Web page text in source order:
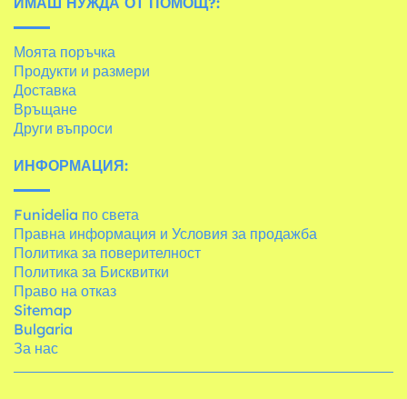
Моята поръчка
Продукти и размери
Доставка
Връщане
Други въпроси
ИНФОРМАЦИЯ:
Funidelia по света
Правна информация и Условия за продажба
Политика за поверителност
Политика за Бисквитки
Право на отказ
Sitemap
Bulgaria
За нас